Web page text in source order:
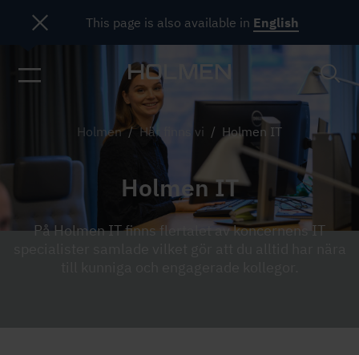
Holmen / Här finns vi / Holmen IT
Holmen IT
På Holmen IT finns flertalet av koncernens IT
This page is also available in English